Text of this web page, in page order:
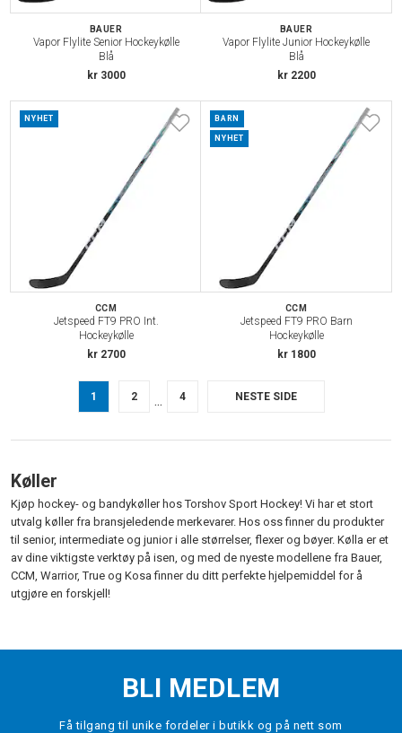
BAUER
Vapor Flylite Senior Hockeykølle
Blå
kr 3000
BAUER
Vapor Flylite Junior Hockeykølle
Blå
kr 2200
NYHET
CCM
Jetspeed FT9 PRO Int.
Hockeykølle
kr 2700
BARN
NYHET
CCM
Jetspeed FT9 PRO Barn
Hockeykølle
kr 1800
1 2 ... 4 NESTE SIDE
Køller
Kjøp hockey- og bandykøller hos Torshov Sport Hockey! Vi har et stort
utvalg køller fra bransjeledende merkevarer. Hos oss finner du produkter
til senior, intermediate og junior i alle størrelser, flexer og bøyer. Kølla er et
av dine viktigste verktøy på isen, og med de nyeste modellene fra Bauer,
CCM, Warrior, True og Kosa finner du ditt perfekte hjelpemiddel for å
utgjøre en forskjell!
BLI MEDLEM
Få tilgang til unike fordeler i butikk og på nett som